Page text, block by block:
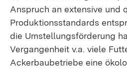
Anspruch an extensive und
Produktionsstandards
die Umstellungsförderung
Vergangenheit v.a. viele
Ackerbaubetriebe eine